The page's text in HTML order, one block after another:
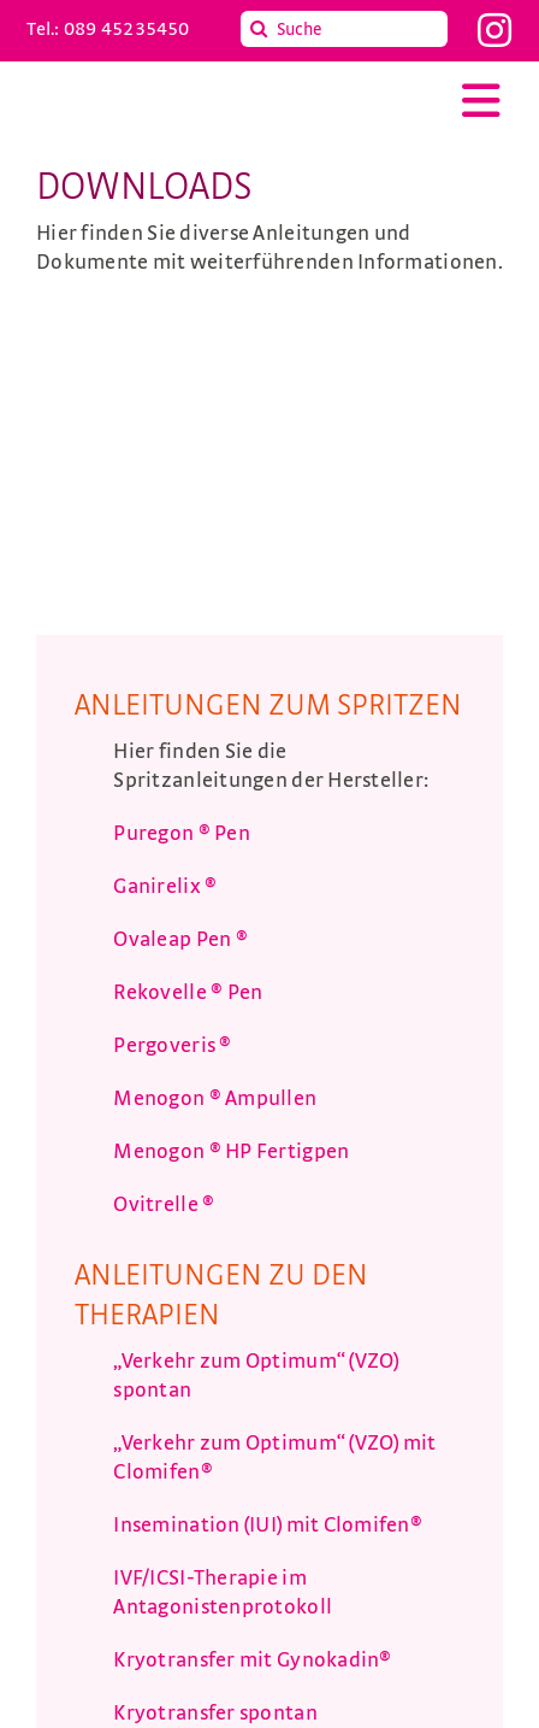
Tel.: 089 45235450
Search
for:
Praxis
DOWNLOADS
Hier finden Sie diverse Anleitungen und
Dokumente mit weiterführenden Informationen.
ANLEITUNGEN ZUM SPRITZEN
Hier finden Sie die
Spritzanleitungen der Hersteller:
Puregon ® Pen
Ganirelix ®
Ovaleap Pen ®
Rekovelle ® Pen
Pergoveris ®
Menogon ® Ampullen
Menogon ® HP Fertigpen
Ovitrelle ®
ANLEITUNGEN ZU DEN
THERAPIEN
„Verkehr zum Optimum“ (VZO)
spontan
„Verkehr zum Optimum“ (VZO) mit
Clomifen®
Insemination (IUI) mit Clomifen®
IVF/ICSI-Therapie im
Antagonistenprotokoll
Kryotransfer mit Gynokadin®
Kryotransfer spontan